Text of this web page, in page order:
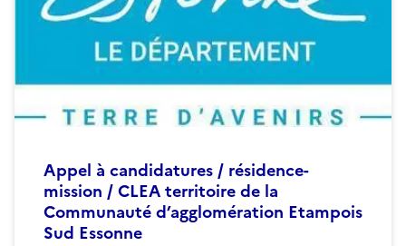
Appel à candidatures / résidence-
mission / CLEA territoire de la
Communauté d’agglomération Etampois
Sud Essonne